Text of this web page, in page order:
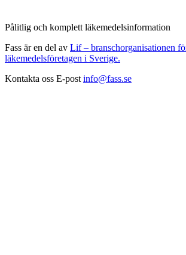
Pålitlig och komplett läkemedelsinformation
Fass är en del av Lif – branschorganisationen
läkemedelsföretagen i Sverige.
Kontakta oss E-post info@fass.se